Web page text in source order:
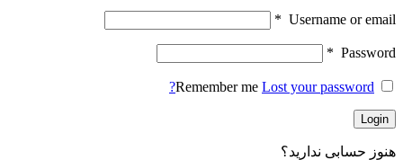
Username or email
*
Password
*
Remember me Lost your password?
Login
هنوز حسابی ندارید؟